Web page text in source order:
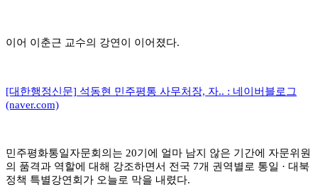
이어 이춘근 교수의 강연이 이어졌다.
[대한행정신문] 석동현 민주평통 사무처장, 자.. : 네이버블로그
(naver.com)
민주평화통일자문회의는 20기에 얼마 남지 않은 기간에 자문위원
의 품격과 역할에 대해 강조하면서 전국 7개 권역별로 통일 · 대북
정책 특별강연회가 오늘로 막을 내렸다.